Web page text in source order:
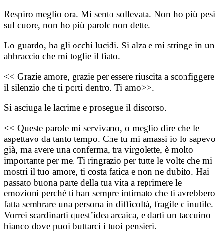
Respiro meglio ora. Mi sento sollevata. Non ho più pesi
sul cuore, non ho più parole non dette.
Lo guardo, ha gli occhi lucidi. Si alza e mi stringe in un
abbraccio che mi toglie il fiato.
<< Grazie amore, grazie per essere riuscita a sconfiggere
il silenzio che ti porti dentro. Ti amo>>.
Si asciuga le lacrime e prosegue il discorso.
<< Queste parole mi servivano, o meglio dire che le
aspettavo da tanto tempo. Che tu mi amassi io lo sapevo
già, ma avere una conferma, tra virgolette, è molto
importante per me. Ti ringrazio per tutte le volte che mi
mostri il tuo amore, ti costa fatica e non ne dubito. Hai
passato buona parte della tua vita a reprimere le
emozioni perché ti han sempre intimato che ti avrebbero
fatta sembrare una persona in difficoltà, fragile e inutile.
Vorrei scardinarti quest’idea arcaica, e darti un taccuino
bianco dove puoi buttarci i tuoi pensieri.